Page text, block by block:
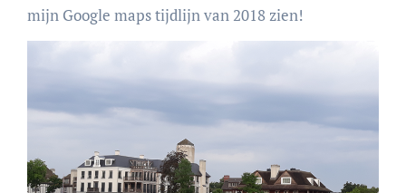
mijn Google maps tijdlijn van 2018 zien!